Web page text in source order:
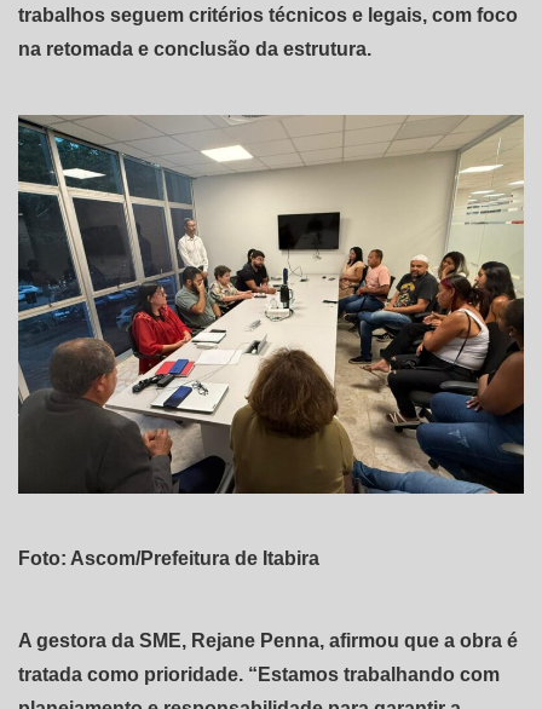
trabalhos seguem critérios técnicos e legais, com foco
na retomada e conclusão da estrutura.
Foto: Ascom/Prefeitura de Itabira
A gestora da SME, Rejane Penna, afirmou que a obra é
tratada como prioridade. “Estamos trabalhando com